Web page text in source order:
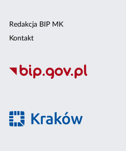
Redakcja BIP MK
Kontakt